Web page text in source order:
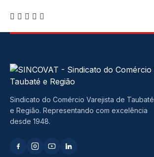
Sindicato do Comércio Varejista de Taubaté
e Região. Representando com excelência
desde 1948.